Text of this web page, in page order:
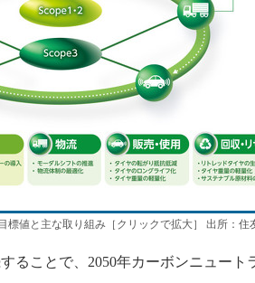
標値と主な取り組み［クリックで拡大］ 出所：住
ことで、2050年カーボンニュート